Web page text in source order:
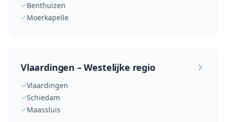
Benthuizen
Moerkapelle
Vlaardingen – Westelijke regio
Vlaardingen
Schiedam
Maassluis